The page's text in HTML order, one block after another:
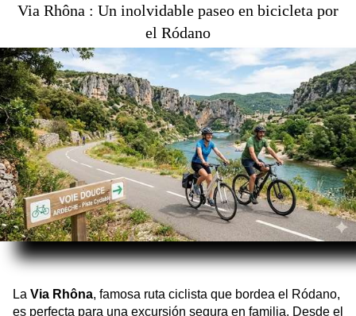
l'activité
Via Rhôna : Un inolvidable paseo en bicicleta por
el Ródano
La Via Rhôna, famosa ruta ciclista que bordea el Ródano,
es perfecta para una excursión segura en familia. Desde el